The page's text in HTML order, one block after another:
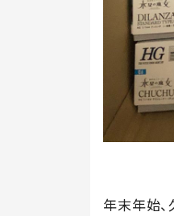
年末年始